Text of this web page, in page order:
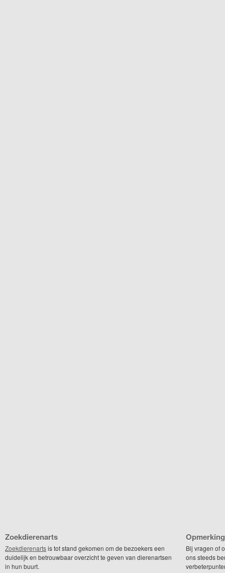
Zoekdierenarts
Zoekdierenartsis tot stand gekomen om de bezoekers een
duidelijk en betrouwbaar overzicht te geven van dierenartsen
in hun buurt.
Bij vragen of
ons steeds